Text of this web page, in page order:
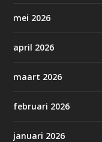
mei 2026
april 2026
maart 2026
februari 2026
januari 2026